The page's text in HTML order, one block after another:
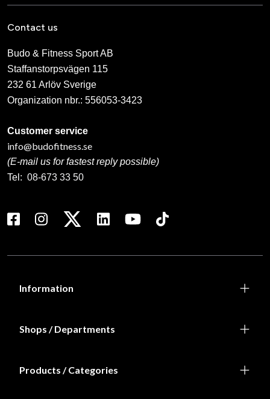
Contact us
Budo & Fitness Sport AB
Staffanstorpsvägen 115
232 61 Arlöv Sverige
Organization nbr.: 556053-3423
Customer service
info@budofitness.se
(E-mail us for fastest reply possible)
Tel: 08-673 33 50
Information
Shops / Departments
Products / Categories